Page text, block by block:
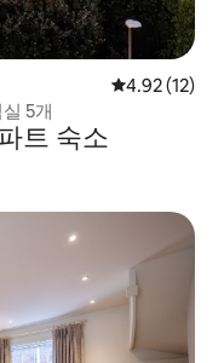
평점 4.92점
4.92 (12)
5개
트 숙소